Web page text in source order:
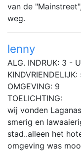
van de
weg.
lenny
ALG. INDRUK: 3 -
OMGEVING: 9
TOELICHTING:
wij vonden
smerig en
stad..alleen het
omgeving was